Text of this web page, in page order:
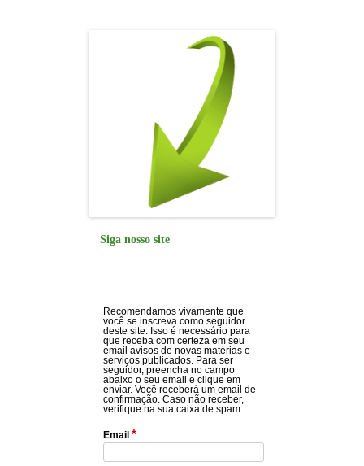
Siga nosso site
Recomendamos vivamente que
você se inscreva como seguidor
deste site. Isso é necessário para
que receba com certeza em seu
email avisos de novas matérias e
serviços publicados. Para ser
seguidor, preencha no campo
abaixo o seu email e clique em
enviar. Você receberá um email de
confirmação. Caso não receber,
verifique na sua caixa de spam.
Email *